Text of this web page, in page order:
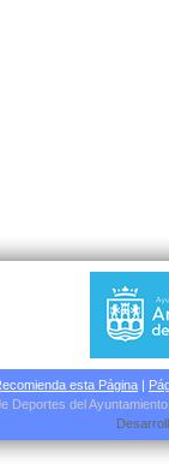
esta Página |
Deportes del